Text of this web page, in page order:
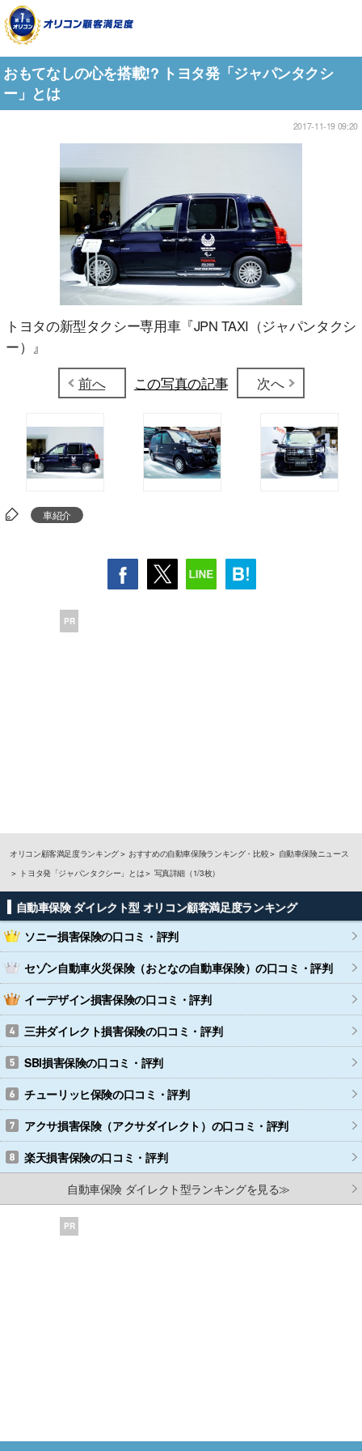
おもてなしの心を搭載!? トヨタ発「ジャパンタクシ
ー」とは
2017-11-19 09:20
トヨタの新型タクシー専用車『JPN TAXI（ジャパンタクシ
ー）』
前へ
この写真の記事 次へ
車紹介
PR
オリコン顧客満足度ランキング おすすめの自動車保険ランキング・比較
自動車保険ニュース
トヨタ発「ジャパンタクシー」とは
写真詳細（1/3枚）
自動車保険 ダイレクト型 オリコン顧客満足度ランキング
ソニー損害保険の口コミ・評判
セゾン自動車火災保険（おとなの自動車保険）の口コミ・評判
イーデザイン損害保険の口コミ・評判
三井ダイレクト損害保険の口コミ・評判
SBI損害保険の口コミ・評判
チューリッヒ保険の口コミ・評判
アクサ損害保険（アクサダイレクト） の口コミ・評判
楽天損害保険の口コミ・評判
自動車保険 ダイレクト型ランキングを見る≫
PR